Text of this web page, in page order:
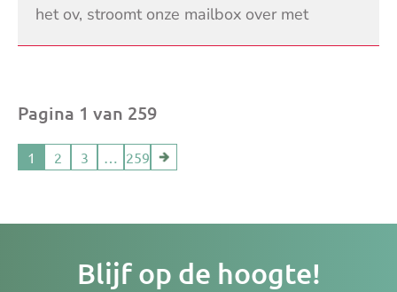
het ov, stroomt onze mailbox over met
reacties. ‘Wegens grote frustraties herhaald’:
LEES VERDER
Pagina 1 van 259
1 2 3 … 259
Blijf op de hoogte!